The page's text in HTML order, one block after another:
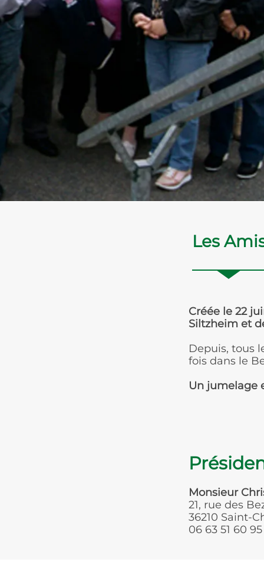
Les
Créée le 22
Siltzheim et
Depuis, tous
fois dans le
Un jumelage
Monsieur
21, rue des
36210 Saint-
06 63 51 60 95